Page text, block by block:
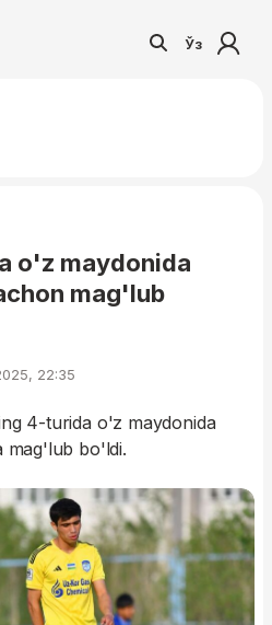
Ўз
o'z maydonida
mag'lub
22:35
4-turida o'z maydonida
mag'lub bo'ldi.